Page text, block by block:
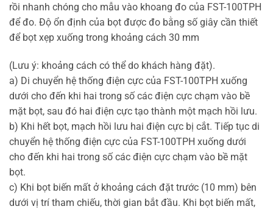
rồi nhanh chóng cho mẫu vào khoang đo của FST-100TPH
để đo. Độ ổn định của bọt được đo bằng số giây cần thiết
để bọt xẹp xuống trong khoảng cách 30 mm
(Lưu ý: khoảng cách có thể do khách hàng đặt).
a) Di chuyển hệ thống điện cực của FST-100TPH xuống
dưới cho đến khi hai trong số các điện cực chạm vào bề
mặt bọt, sau đó hai điện cực tạo thành một mạch hồi lưu.
b) Khi hết bọt, mạch hồi lưu hai điện cực bị cắt. Tiếp tục di
chuyển hệ thống điện cực của FST-100TPH xuống dưới
cho đến khi hai trong số các điện cực chạm vào bề mặt
bọt.
c) Khi bọt biến mất ở khoảng cách đặt trước (10 mm) bên
dưới vị trí tham chiếu, thời gian bắt đầu. Khi bọt biến mất,